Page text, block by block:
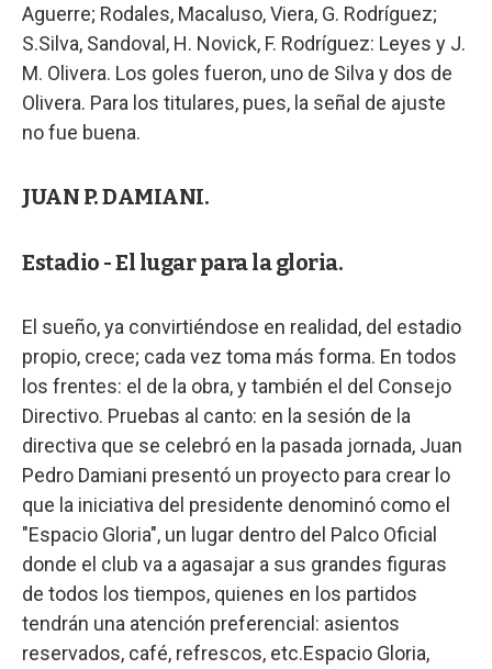
Aguerre; Rodales, Macaluso, Viera, G. Rodríguez;
S.Silva, Sandoval, H. Novick, F. Rodríguez: Leyes y J.
M. Olivera. Los goles fueron, uno de Silva y dos de
Olivera. Para los titulares, pues, la señal de ajuste
no fue buena.
JUAN P. DAMIANI.
Estadio - El lugar para la gloria.
El sueño, ya convirtiéndose en realidad, del estadio
propio, crece; cada vez toma más forma. En todos
los frentes: el de la obra, y también el del Consejo
Directivo. Pruebas al canto: en la sesión de la
directiva que se celebró en la pasada jornada, Juan
Pedro Damiani presentó un proyecto para crear lo
que la iniciativa del presidente denominó como el
"Espacio Gloria", un lugar dentro del Palco Oficial
donde el club va a agasajar a sus grandes figuras
de todos los tiempos, quienes en los partidos
tendrán una atención preferencial: asientos
reservados, café, refrescos, etc.Espacio Gloria,